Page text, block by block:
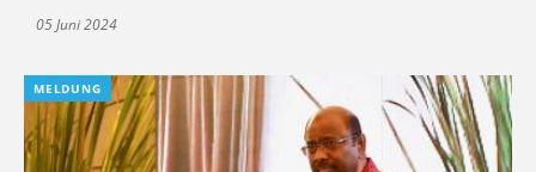
05 Juni 2024
MELDUNG